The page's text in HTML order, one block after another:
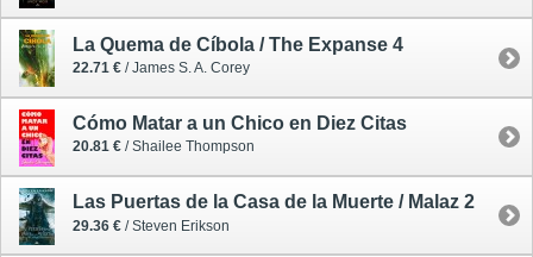
La Quema de Cíbola / The Expanse 4
22.71 € / James S. A. Corey
Cómo Matar a un Chico en Diez Citas
20.81 € / Shailee Thompson
Las Puertas de la Casa de la Muerte / Malaz 2
29.36 € / Steven Erikson